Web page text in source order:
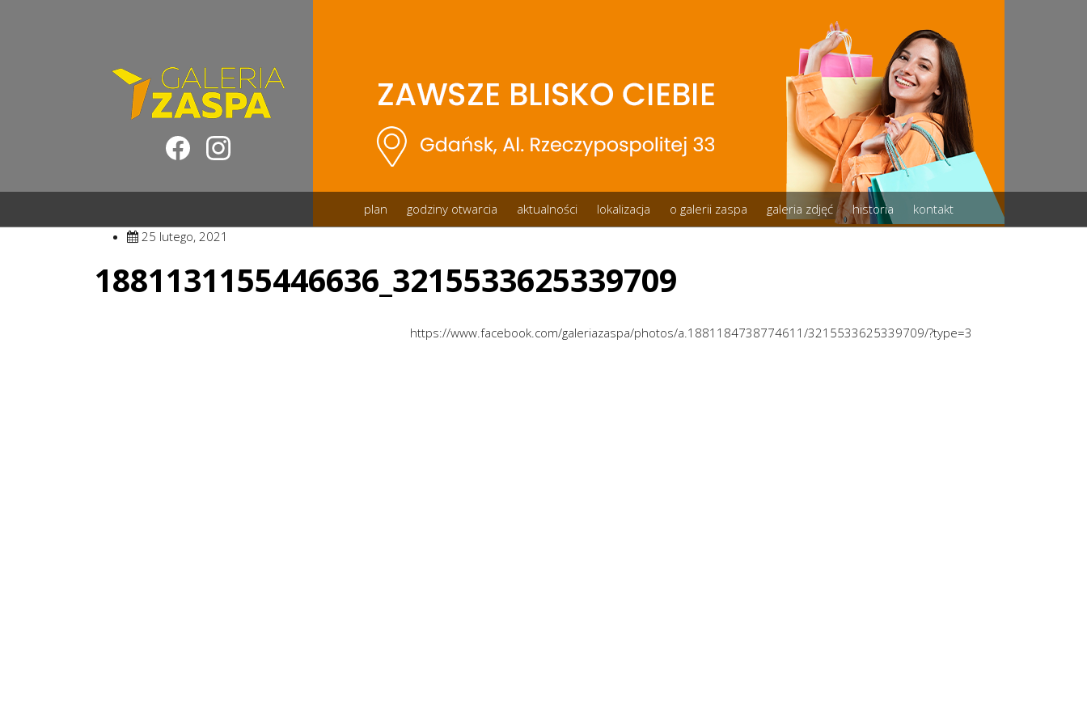
plan godziny otwarcia aktualności lokalizacja o galerii zaspa galeria zdjęć historia
kontakt
25 lutego, 2021
1881131155446636_3215533625339709
https://www.facebook.com/galeriazaspa/photos/a.1881184738774611/3215533625339709/?type=3